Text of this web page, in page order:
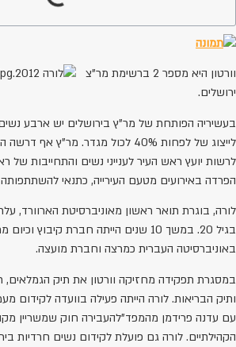
וורטון היא מספר 2 ברשימת מר"צ
ירושלים.
בעשיריה הפותחת של מר"ץ בירושלים יש ארבע נשים
לייצוג של לפחות 40% לכול מגדר.
לרשות יועץ ראש העיר לענייני נשים והתחייבות
הפרדה באירועים מטעם העירייה, כתנאי להשתתפותה
לורה, בוגרת תואר ראשון מאוניברסיטת הארוורד,
בגיל 20. במשך 10 שנים הייתה חברת
באוניברסיטה העברית כמרצה וחברת מועצה.
במסגרת תפקידה מחזיקה וורטון את תיק הגמלאים,
ותיק הבריאות. לורה הייתה פעילה בוועדה לקידום
עם עדנה פרידמן מהמפד"להעבירה חוק שמשריין
הקהילתיים. לורה גם פועלת לקידום נשים חרדיות